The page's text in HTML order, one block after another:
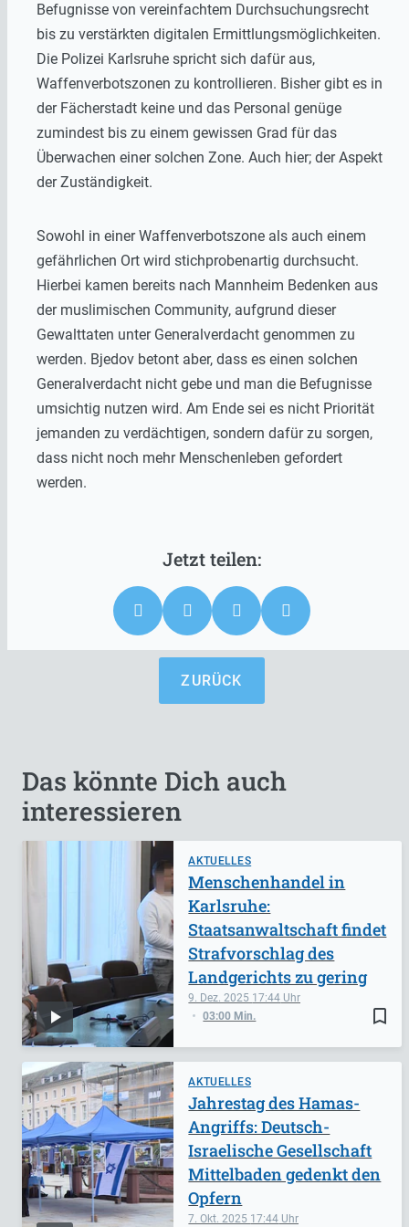
Befugnisse von vereinfachtem Durchsuchungsrecht
bis zu verstärkten digitalen Ermittlungsmöglichkeiten.
Die Polizei Karlsruhe spricht sich dafür aus,
Waffenverbotszonen zu kontrollieren. Bisher gibt es in
der Fächerstadt keine und das Personal genüge
zumindest bis zu einem gewissen Grad für das
Überwachen einer solchen Zone. Auch hier; der Aspekt
der Zuständigkeit.
Sowohl in einer Waffenverbotszone als auch einem
gefährlichen Ort wird stichprobenartig durchsucht.
Hierbei kamen bereits nach Mannheim Bedenken aus
der muslimischen Community, aufgrund dieser
Gewalttaten unter Generalverdacht genommen zu
werden. Bjedov betont aber, dass es einen solchen
Generalverdacht nicht gebe und man die Befugnisse
umsichtig nutzen wird. Am Ende sei es nicht Priorität
jemanden zu verdächtigen, sondern dafür zu sorgen,
dass nicht noch mehr Menschenleben gefordert
werden.
ZURÜCK
Das könnte Dich auch
interessieren
AKTUELLES
bookmark_border
9. Dez. 2025 17:44
03:00 Min.
Menschenhandel in
Karlsruhe:
Staatsanwaltschaft findet
Strafvorschlag des
Landgerichts zu gering
AKTUELLES
7. Okt. 2025 17:44
Jahrestag des Hamas-
Angriffs: Deutsch-
Israelische Gesellschaft
Mittelbaden gedenkt den
Opfern